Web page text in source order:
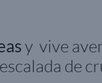
y vive
de